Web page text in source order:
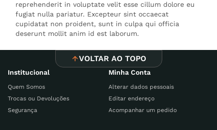
reprehenderit in voluptate velit esse cillum dolore eu
fugiat nulla pariatur. Excepteur sint occaecat
cupidatat non proident, sunt in culpa qui officia
deserunt mollit anim id est laborum.
VOLTAR AO TOPO
Institucional
Quem Somos
Trocas ou Devoluções
Segurança
Minha Conta
Alterar dados pessoais
Editar endereço
Acompanhar um pedido